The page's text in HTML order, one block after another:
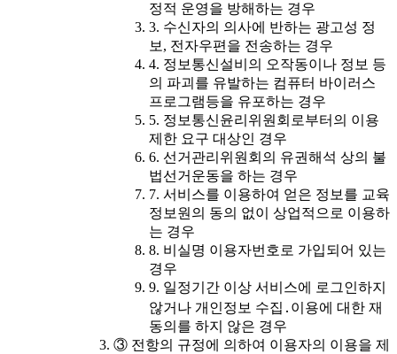
정적 운영을 방해하는 경우
3. 수신자의 의사에 반하는 광고성 정
보, 전자우편을 전송하는 경우
4. 정보통신설비의 오작동이나 정보 등
의 파괴를 유발하는 컴퓨터 바이러스
프로그램등을 유포하는 경우
5. 정보통신윤리위원회로부터의 이용
제한 요구 대상인 경우
6. 선거관리위원회의 유권해석 상의 불
법선거운동을 하는 경우
7. 서비스를 이용하여 얻은 정보를 교육
정보원의 동의 없이 상업적으로 이용하
는 경우
8. 비실명 이용자번호로 가입되어 있는
경우
9. 일정기간 이상 서비스에 로그인하지
않거나 개인정보 수집․이용에 대한 재
동의를 하지 않은 경우
③ 전항의 규정에 의하여 이용자의 이용을 제